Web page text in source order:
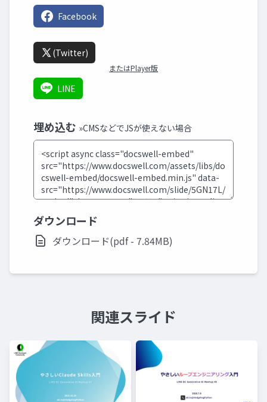
Facebook
(Twitter)
またはPlayer版
LINE
埋め込む »CMSなどでJSが使えない場合
ダウンロード
ダウンロード(pdf - 7.84MB)
関連スライド